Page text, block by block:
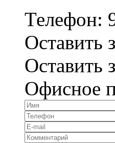
Телефон:
Оставить
Оставить
Офисное